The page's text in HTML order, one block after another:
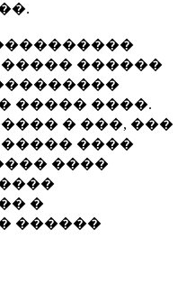
������
� ����� ����.
� ���, ���
����
����
�
������